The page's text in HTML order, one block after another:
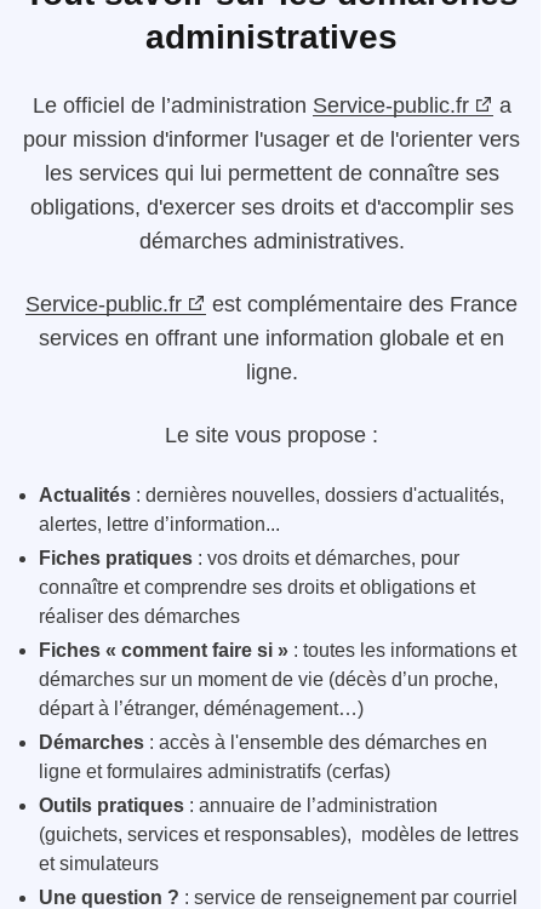
administratives
Le officiel de l’administration Service-public.fr
a
pour mission d'informer l'usager et de l'orienter vers
les services qui lui permettent de connaître ses
obligations, d'exercer ses droits et d'accomplir ses
démarches administratives.
Service-public.fr
est complémentaire des France
services en offrant une information globale et en
ligne.
Le site vous propose :
Actualités : dernières nouvelles, dossiers d'actualités,
alertes, lettre d’information...
Fiches pratiques : vos droits et démarches, pour
connaître et comprendre ses droits et obligations et
réaliser des démarches
Fiches « comment faire si » : toutes les informations et
démarches sur un moment de vie (décès d’un proche,
départ à l’étranger, déménagement…)
Démarches : accès à l'ensemble des démarches en
ligne et formulaires administratifs (cerfas)
Outils pratiques : annuaire de l’administration
(guichets, services et responsables), modèles de lettres
et simulateurs
Une question ? : service de renseignement par courriel